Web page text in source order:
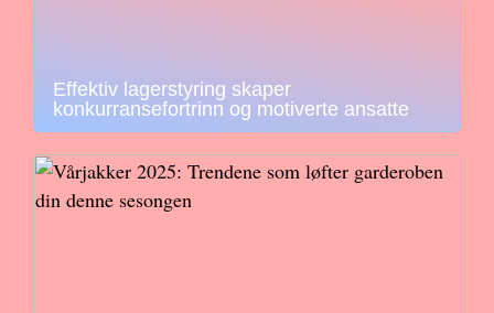
Effektiv lagerstyring skaper
konkurransefortrinn og motiverte ansatte